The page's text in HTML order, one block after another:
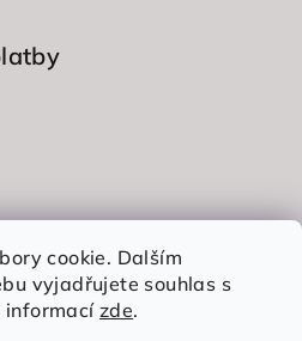
cookie. Dalším
vyjadřujete souhlas s
informací zde.